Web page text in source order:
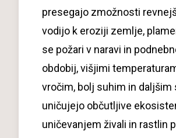
presegajo zmožnosti
vodijo k eroziji zemlje,
se požari v naravi in
obdobij, višjimi
vročim, bolj suhim in daljšim
uničujejo občutljive
uničevanjem živali in rastlin